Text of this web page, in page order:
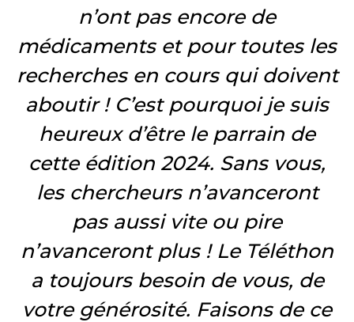
n’ont pas encore de
médicaments et pour toutes les
recherches en cours qui doivent
aboutir ! C’est pourquoi je suis
heureux d’être le parrain de
cette édition 2024. Sans vous,
les chercheurs n’avanceront
pas aussi vite ou pire
n’avanceront plus ! Le Téléthon
a toujours besoin de vous, de
votre générosité. Faisons de ce